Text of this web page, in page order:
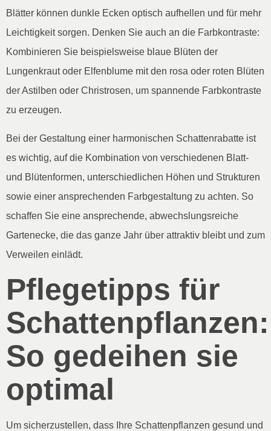
Blätter können dunkle Ecken optisch aufhellen und für mehr
Leichtigkeit sorgen. Denken Sie auch an die Farbkontraste:
Kombinieren Sie beispielsweise blaue Blüten der
Lungenkraut oder Elfenblume mit den rosa oder roten Blüten
der Astilben oder Christrosen, um spannende Farbkontraste
zu erzeugen.
Bei der Gestaltung einer harmonischen Schattenrabatte ist
es wichtig, auf die Kombination von verschiedenen Blatt-
und Blütenformen, unterschiedlichen Höhen und Strukturen
sowie einer ansprechenden Farbgestaltung zu achten. So
schaffen Sie eine ansprechende, abwechslungsreiche
Gartenecke, die das ganze Jahr über attraktiv bleibt und zum
Verweilen einlädt.
Pflegetipps für
Schattenpflanzen:
So gedeihen sie
optimal
Um sicherzustellen, dass Ihre Schattenpflanzen gesund und